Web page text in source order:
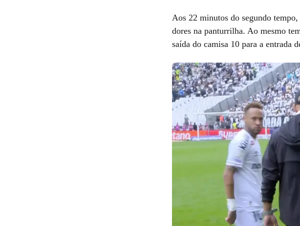
Aos 22 minutos do segundo
dores na panturrilha. Ao mesmo
saída do camisa 10 para a entrada